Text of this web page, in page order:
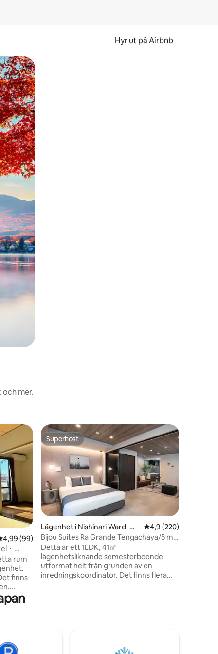
Hyr ut på Airbnb
mer.
av 5 i genomsnittligt betyg, 99 omdömen
4,99 (99)
・
rum
finns
till
i
Superhost
Superhost
Lägenhet i Nishinari Ward, Os
aka
4,9 av 5 i
4,9 (220)
Bijou Suites Ra Grande Tengachaya/5 min
till Namba
Detta är ett 1LDK, 41㎡
lägenhetsliknande semesterboende
utformat helt från grunden av en
inredningskoordinator. Det finns flera
◆Funktioner: Stressfritt system för